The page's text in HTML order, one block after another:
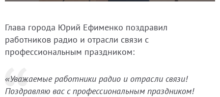
Глава города Юрий Ефименко поздравил
работников радио и отрасли связи с
профессиональным праздником:
«Уважаемые работники радио и отрасли связи!
Поздравляю вас с профессиональным праздником!